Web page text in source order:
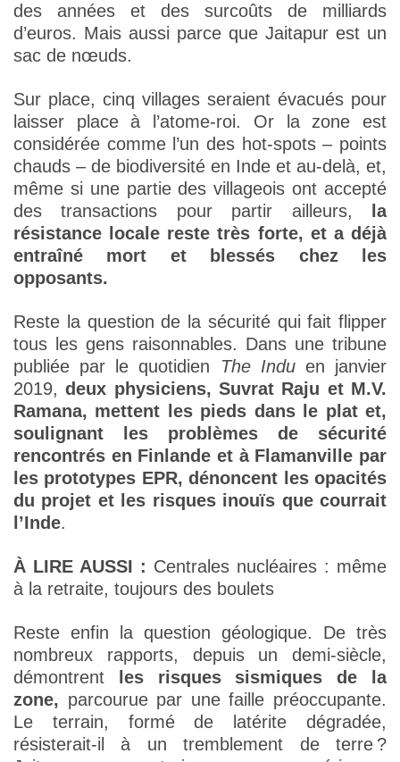
des années et des surcoûts de milliards
d’euros. Mais aussi parce que Jaitapur est un
sac de nœuds.
Sur place, cinq villages seraient évacués pour
laisser place à l’atome-roi. Or la zone est
considérée comme l’un des hot-spots – points
chauds – de biodiversité en Inde et au-delà, et,
même si une partie des villageois ont accepté
des transactions pour partir ailleurs,
la
résistance locale reste très forte, et a déjà
entraîné mort et blessés chez les
opposants.
Reste la question de la sécurité qui fait flipper
tous les gens raisonnables. Dans une tribune
publiée par le quotidien
The Induen janvier
2019,deux physiciens, Suvrat Raju et M.V.
Ramana, mettent les pieds dans le plat et,
soulignant les problèmes de sécurité
rencontrés en Finlande et à Flamanville par
les prototypes EPR, dénoncent les opacités
du projet et les risques inouïs que courrait
l’Inde.
À LIRE AUSSI : Centrales nucléaires : même
à la retraite, toujours des boulets
Reste enfin la question géologique. De très
nombreux rapports, depuis un demi-siècle,
démontrent
les risques sismiques de la
zone, parcourue par une faille préoccupante.
Le terrain, formé de latérite dégradée,
résisterait-il à un tremblement de terre ?